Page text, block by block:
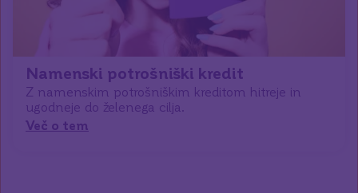
Namenski potrošniški kredit
Z namenskim potrošniškim kreditom hitreje in
ugodneje do želenega cilja.
Več o tem